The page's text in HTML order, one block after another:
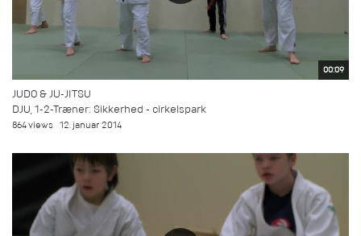
00:09
JUDO & JU-JITSU
DJU, 1-2-Træner: Sikkerhed - cirkelspark
864 views 12. januar 2014